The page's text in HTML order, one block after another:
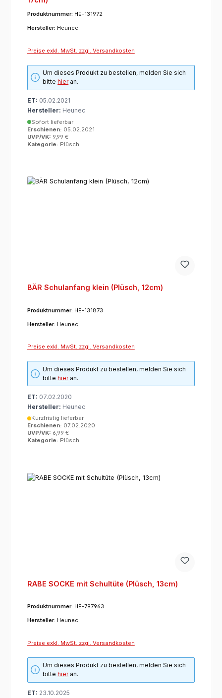
Produktnummer: HE-131972
Hersteller: Heunec
Preise exkl. MwSt. zzgl. Versandkosten
Um dieses Produkt zu bestellen, melden Sie sich
bittehieran.
ET: 05.02.2021
Hersteller: Heunec
Sofort lieferbar
Erschienen: 05.02.2021
UVP/VK: 9,99 €
Kategorie: Plüsch
BÄR Schulanfang klein (Plüsch, 12cm)
Produktnummer: HE-131873
Hersteller: Heunec
Preise exkl. MwSt. zzgl. Versandkosten
Um dieses Produkt zu bestellen, melden Sie sich
bittehieran.
ET: 07.02.2020
Hersteller: Heunec
Kurzfristig lieferbar
Erschienen: 07.02.2020
UVP/VK: 6,99 €
Kategorie: Plüsch
RABE SOCKE mit Schultüte (Plüsch, 13cm)
Produktnummer: HE-797963
Hersteller: Heunec
Preise exkl. MwSt. zzgl. Versandkosten
Um dieses Produkt zu bestellen, melden Sie sich
bittehieran.
ET: 23.10.2025